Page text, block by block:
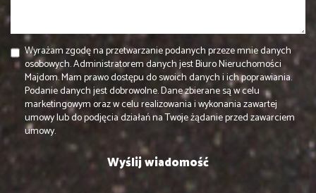
Wyrażam zgodę na przetwarzanie podanych przeze mnie danych
osobowych. Administratorem danych jest Biuro Nieruchomości
Majdom. Mam prawo dostępu do swoich danych i ich poprawiania.
Podanie danych jest dobrowolne. Dane zbierane są w celu
marketingowym oraz w celu realizowania i wykonania zawartej
umowy lub do podjęcia działań na Twoje żądanie przed zawarciem
umowy.